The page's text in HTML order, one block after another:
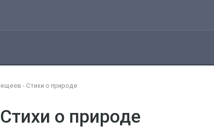
- Стихи о природе
о природе